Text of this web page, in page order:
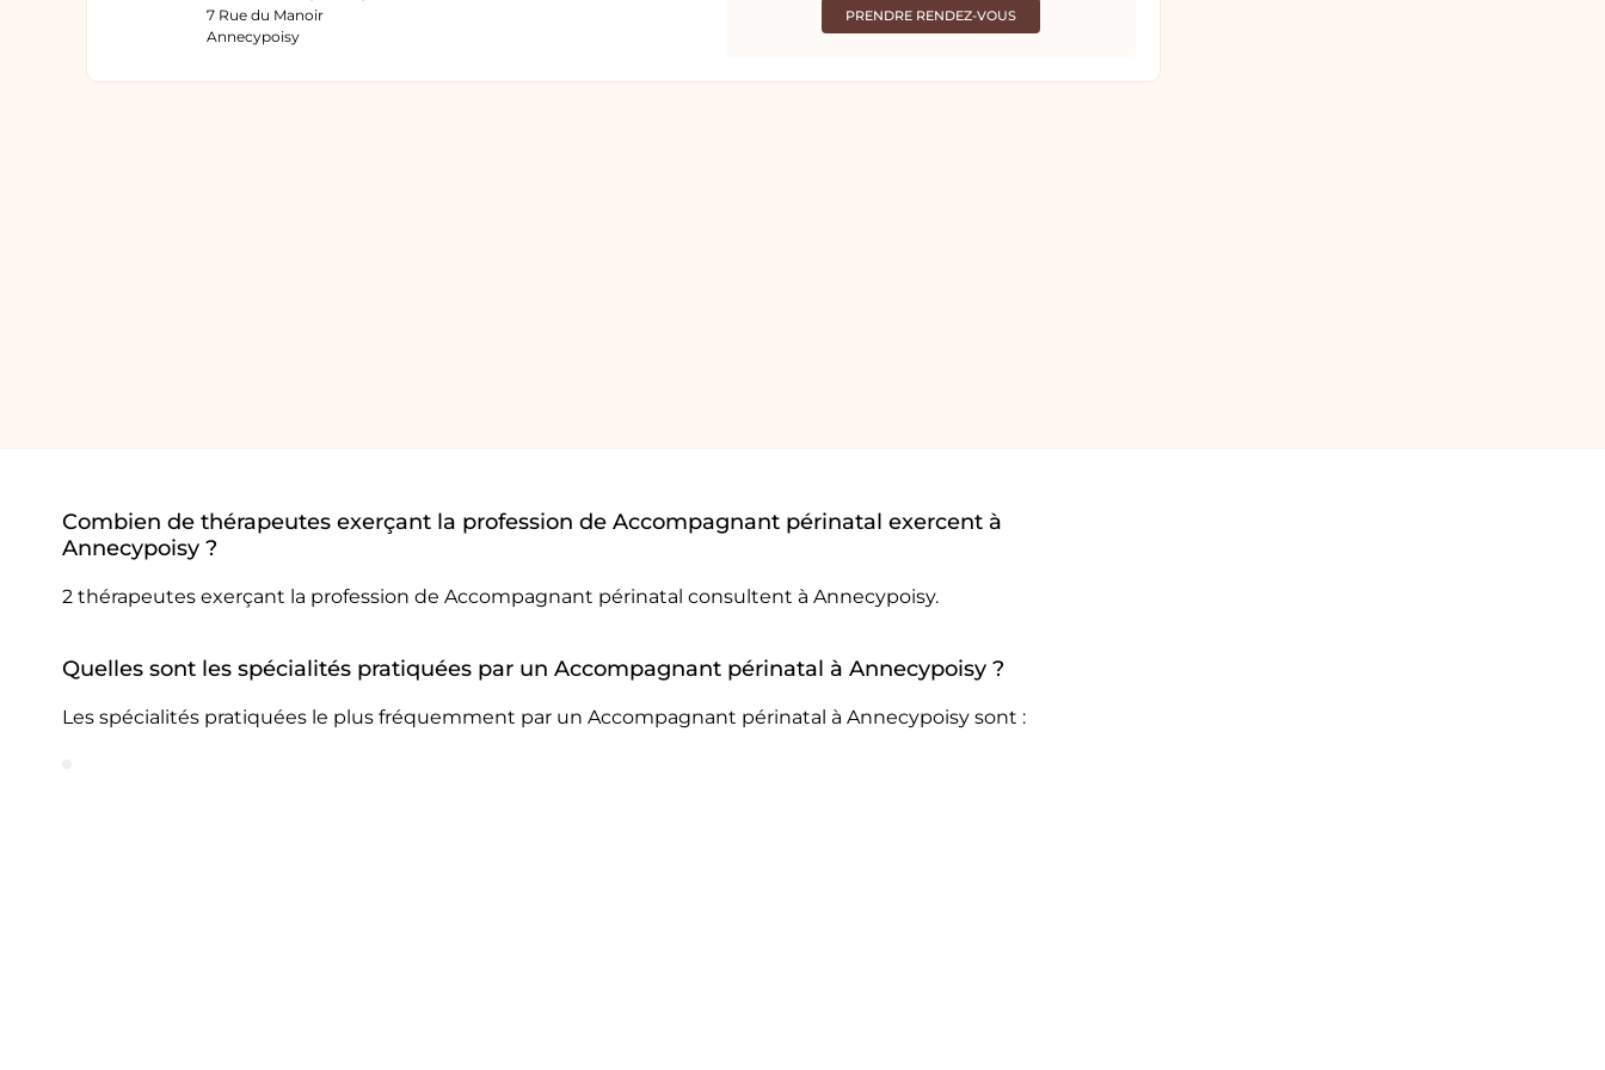
7 Rue du Manoir
Annecypoisy
PRENDRE RENDEZ-VOUS
Combien de thérapeutes exerçant la profession de Accompagnant périnatal exercent à
Annecypoisy ?
2 thérapeutes exerçant la profession de Accompagnant périnatal consultent à Annecypoisy.
Quelles sont les spécialités pratiquées par un Accompagnant périnatal à Annecypoisy ?
Les spécialités pratiquées le plus fréquemment par un Accompagnant périnatal à Annecypoisy sont :